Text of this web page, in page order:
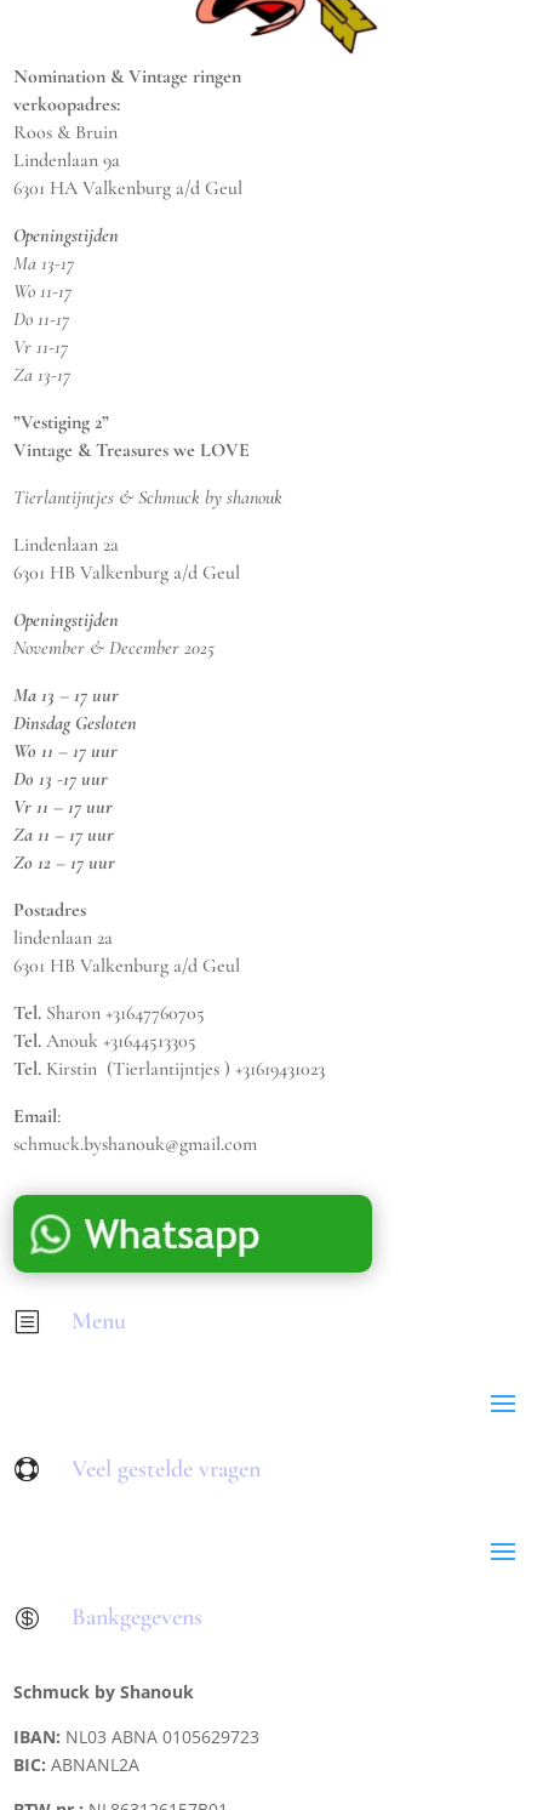
Nomination & Vintage ringen
verkoopadres:
Roos & Bruin
Lindenlaan 9a
6301 HA Valkenburg a/d Geul
Openingstijden
Ma 13-17
Wo 11-17
Do 11-17
Vr 11-17
Za 13-17
”Vestiging 2”
Vintage & Treasures we LOVE
Tierlantijntjes & Schmuck by shanouk
Lindenlaan 2a
6301 HB Valkenburg a/d Geul
Openingstijden
November & December 2025
Ma 13 – 17 uur
Dinsdag Gesloten
Wo 11 – 17 uur
Do 13 -17 uur
Vr 11 – 17 uur
Za 11 – 17 uur
Zo 12 – 17 uur
Postadres
lindenlaan 2a
6301 HB Valkenburg a/d Geul
Tel. Sharon +31647760705
Tel. Anouk +31644513305
Tel. Kirstin (Tierlantijntjes ) +31619431023
Email:
schmuck.byshanouk@gmail.com
b Menu
 Veel gestelde vragen
 Bankgegevens
Schmuck by Shanouk
IBAN: NL03 ABNA 0105629723
BIC: ABNANL2A